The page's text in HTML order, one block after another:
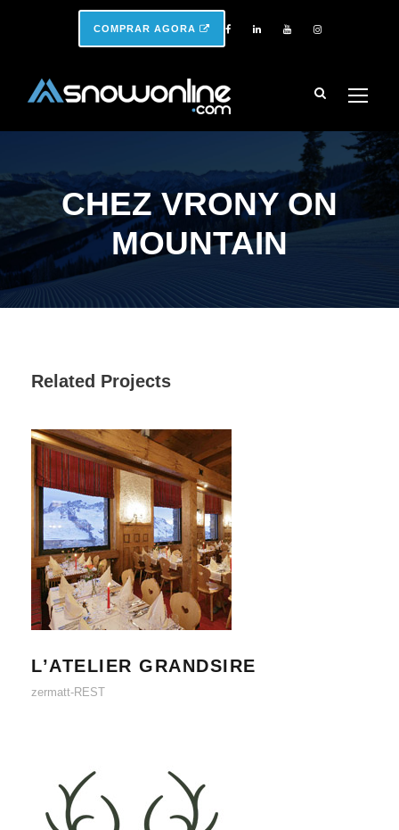
COMPRAR AGORA
CHEZ VRONY ON
MOUNTAIN
Related Projects
L’ATELIER GRANDSIRE
L’ATELIER GRANDSIRE
zermatt-REST